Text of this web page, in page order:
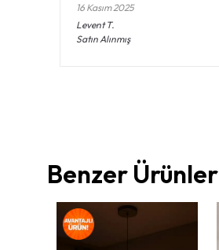
16 Kasım 2025
Levent T.
Satın Alınmış
Benzer Ürünler